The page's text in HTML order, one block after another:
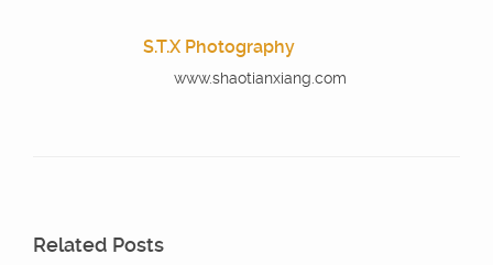
S.T.X Photography
www.shaotianxiang.com
Related Posts